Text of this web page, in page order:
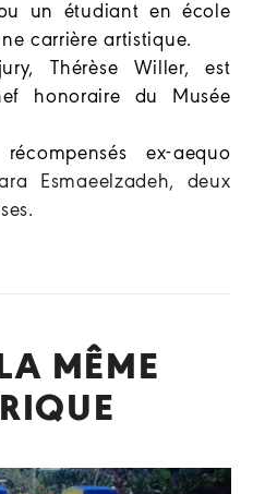
un étudiant en école
carrière artistique.
Thérèse Willer, est
honoraire du Musée
ex-aequo
Esmaeelzadeh, deux
MÊME